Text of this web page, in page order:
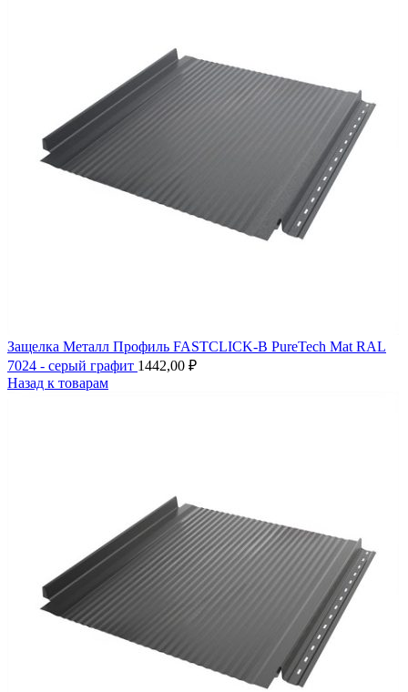
Защелка Металл Профиль FASTCLICK-В PureTech Mat RAL
7024 - серый графит 1442,00 ₽
Назад к товарам